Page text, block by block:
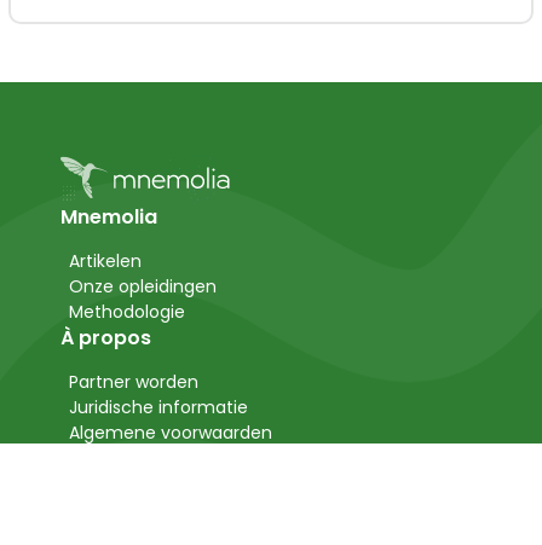
Mnemolia
Artikelen
Onze opleidingen
Methodologie
À propos
Partner worden
Juridische informatie
Algemene voorwaarden